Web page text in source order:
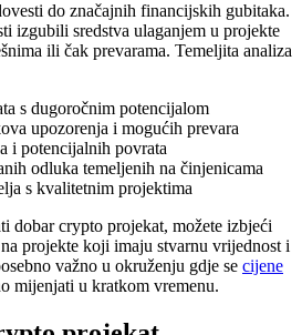
do značajnih financijskih gubitaka.
izgubili sredstva ulaganjem u projekte
ili čak prevarama. Temeljita analiza
s dugoročnim potencijalom
upozorenja i mogućih prevara
i potencijalnih povrata
odluka temeljenih na činjenicama
s kvalitetnim projektima
dobar crypto projekat, možete izbjeći
projekte koji imaju stvarnu vrijednost i
važno u okruženju gdje se cijene
mijenjati u kratkom vremenu.